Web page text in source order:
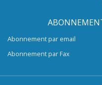
Abonnement par email
Abonnement par Fax